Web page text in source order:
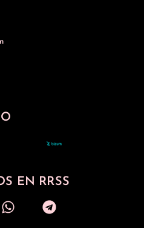
EN RRSS